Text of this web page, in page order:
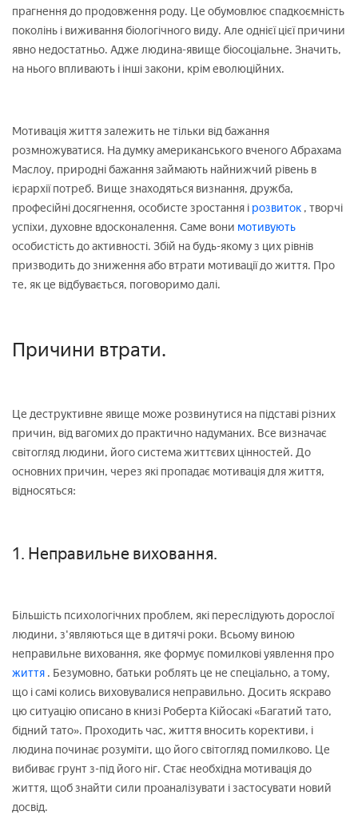
прагнення до продовження роду. Це обумовлює спадкоємність
поколінь і виживання біологічного виду. Але однієї цієї причини
явно недостатньо. Адже людина-явище біосоціальне. Значить,
на нього впливають і інші закони, крім еволюційних.
Мотивація життя залежить не тільки від бажання
розмножуватися. На думку американського вченого Абрахама
Маслоу, природні бажання займають найнижчий рівень в
ієрархії потреб. Вище знаходяться визнання, дружба,
професійні досягнення, особисте зростання і розвиток , творчі
успіхи, духовне вдосконалення. Саме вони мотивують
особистість до активності. Збій на будь-якому з цих рівнів
призводить до зниження або втрати мотивації до життя. Про
те, як це відбувається, поговоримо далі.
Причини втрати.
Це деструктивне явище може розвинутися на підставі різних
причин, від вагомих до практично надуманих. Все визначає
світогляд людини, його система життєвих цінностей. До
основних причин, через які пропадає мотивація для життя,
відносяться:
1. Неправильне виховання.
Більшість психологічних проблем, які переслідують дорослої
людини, з'являються ще в дитячі роки. Всьому виною
неправильне виховання, яке формує помилкові уявлення про
життя . Безумовно, батьки роблять це не спеціально, а тому,
що і самі колись виховувалися неправильно. Досить яскраво
цю ситуацію описано в книзі Роберта Кійосакі «Багатий тато,
бідний тато». Проходить час, життя вносить корективи, і
людина починає розуміти, що його світогляд помилково. Це
вибиває грунт з-під його ніг. Стає необхідна мотивація до
життя, щоб знайти сили проаналізувати і застосувати новий
досвід.